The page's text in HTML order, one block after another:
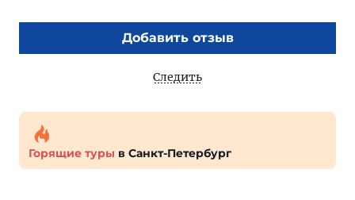
Добавить отзыв
Следить
Горящие туры в Санкт-Петербург